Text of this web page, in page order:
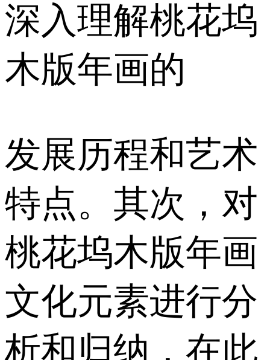
深入理解桃花坞
木版年画的
发展历程和艺术
特点。其次，对
桃花坞木版年画
文化元素进行分
析和归纳，在此